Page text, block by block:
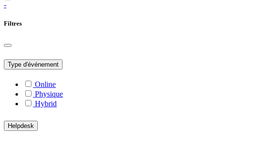
-
Filtres
Type d'événement
Online
Physique
Hybrid
Helpdesk